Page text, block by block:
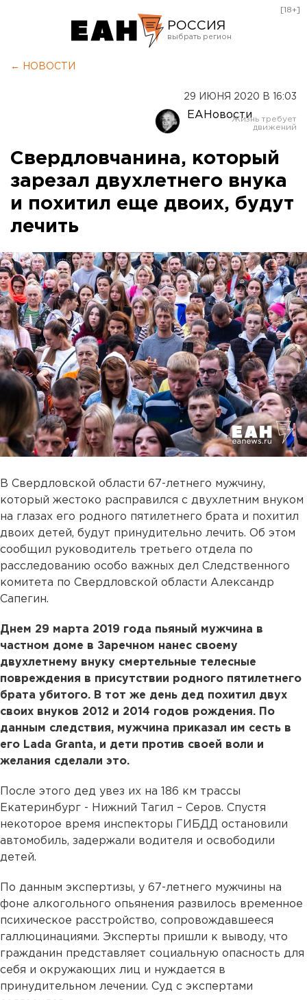
РОССИЯ
Оренбург
[18+]
← НОВОСТИ
29 ИЮНЯ 2020 В 16:03
ЕАНовости
Свердловчанина, который
зарезал двухлетнего внука
и похитил еще двоих, будут
лечить
В Свердловской области 67-летнего мужчину,
который жестоко расправился с двухлетним внуком
на глазах его родного пятилетнего брата и похитил
двоих детей, будут принудительно лечить. Об этом
сообщил руководитель третьего отдела по
расследованию особо важных дел Следственного
комитета по Свердловской области Александр
Сапегин.
Днем 29 марта 2019 года пьяный мужчина в
частном доме в Заречном нанес своему
двухлетнему внуку смертельные телесные
повреждения в присутствии родного пятилетнего
брата убитого. В тот же день дед похитил двух
своих внуков 2012 и 2014 годов рождения. По
данным следствия, мужчина приказал им сесть в
его Lada Granta, и дети против своей воли и
желания сделали это.
После этого дед увез их на 186 км трассы
Екатеринбург - Нижний Тагил – Серов. Спустя
некоторое время инспекторы ГИБДД остановили
автомобиль, задержали водителя и освободили
детей.
По данным экспертизы, у 67-летнего мужчины на
фоне алкогольного опьянения развилось временное
психическое расстройство, сопровождавшееся
галлюцинациями. Эксперты пришли к выводу, что
гражданин представляет социальную опасность для
себя и окружающих лиц и нуждается в
принудительном лечении. Суд с экспертами